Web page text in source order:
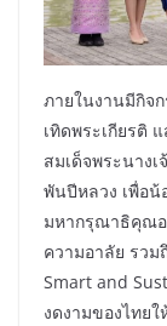
ภายในงานมีกิจ
เทิดพระเกียรติ
สมเด็จพระนาง
พันปีหลวง เพื่อน้
มหากรุณาธิคุณอ
ความอาลัย รวม
Smart and
งดงามของไทย